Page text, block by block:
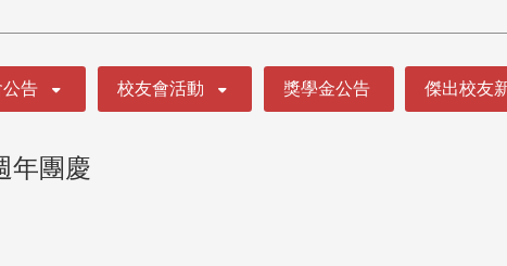
告 校友會活動 獎學金公告 傑出校友
年團慶